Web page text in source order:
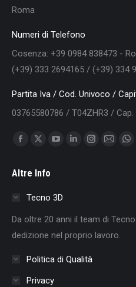
Roma
Numeri di Telefono
Cosenza: +39 0984 838473 -
(+39) 333 2694165 / (+39) 334
Partita Iva / Cod. Univoco /
03765580786 / T04ZHR3 / Cap.
Find us on:
Facebook
opens
window
X
opens
window
YouTube
window
Linkedin
window
Instagram
window
Mail
window
Altre Info
Tecno 3D
Da oltre 20 anni il team di
dedizione nel proprio lavoro.
Politica di Qualità
Privacy